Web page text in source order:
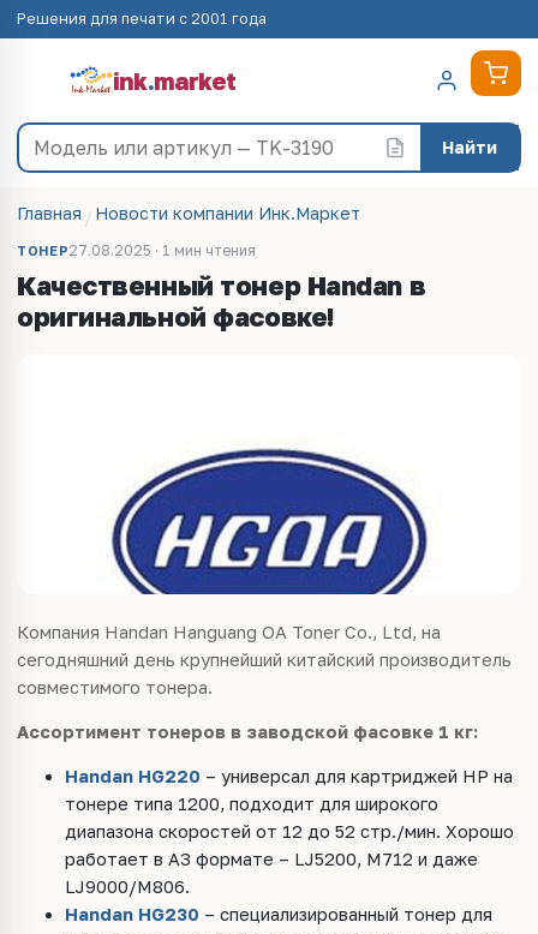
Решения для печати с 2001 года
ink.market
Найти
Главная Новости компании Инк.Маркет
ТОНЕР27.08.2025 · 1 мин чтения
Качественный тонер Handan в
оригинальной фасовке!
Компания Handan Hanguang OA Toner Co., Ltd, на
сегодняшний день крупнейший китайский производитель
совместимого тонера.
Ассортимент тонеров в заводской фасовке 1 кг:
Handan HG220 – универсал для картриджей HP на
тонере типа 1200, подходит для широкого
диапазона скоростей от 12 до 52 стр./мин. Хорошо
работает в А3 формате – LJ5200, M712 и даже
LJ9000/M806.
Handan HG230 – специализированный тонер для